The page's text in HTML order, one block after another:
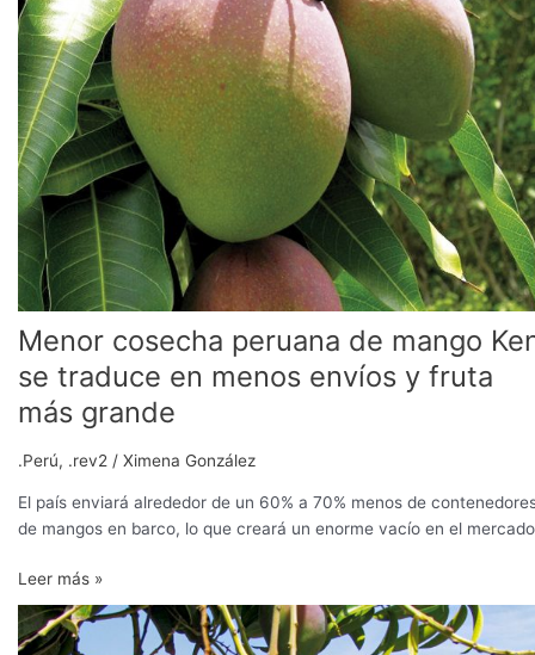
Menor cosecha peruana de mango
se traduce en menos envíos y fruta
más grande
.Perú, .rev2 / Ximena González
El país enviará alrededor de un 60% a 70% menos de
de mangos en barco, lo que creará un enorme vacío en el
mango
Kent
se
traduce
en
menos
envíos
y
fruta
más
grande
Leer más »
Los
envíos